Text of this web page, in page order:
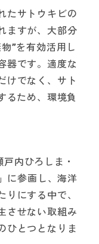
たサトウキビの
ますが、大部分
”を有効活用し
器です。適度な
けでなく、サト
るため、環境負
内ひろしま・
に参画し、海洋
りにする中で、
させない取組み
ひとつとなりま